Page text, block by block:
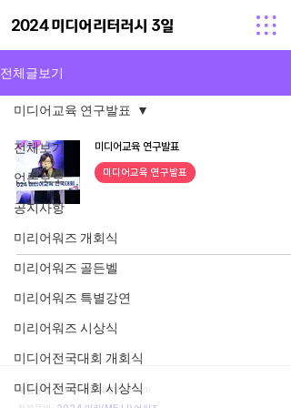
2024 미디어리터러시 3일
전체글보기
전체보기
언론보도
공지사항
미리어워즈 개회식
미리어워즈 골든벨
미리어워즈 특별강연
미리어워즈 시상식
미디어전국대회 개회식
미디어전국대회 시상식
미디어교육 연구발표
미디어교육 연구발표
미디어교육 연구발표
메일문의
meli.3days@gmail.com